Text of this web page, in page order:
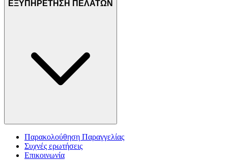
ΕΞΥΠΗΡΕΤΗΣΗ ΠΕΛΑΤΩΝ
Παρακολούθηση Παραγγελίας
Συχνές ερωτήσεις
Επικοινωνία